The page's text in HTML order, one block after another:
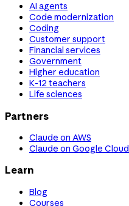
AI agents
Code modernization
Coding
Customer support
Financial services
Government
Higher education
K-12 teachers
Life sciences
Partners
Claude on AWS
Claude on Google Cloud
Learn
Blog
Courses